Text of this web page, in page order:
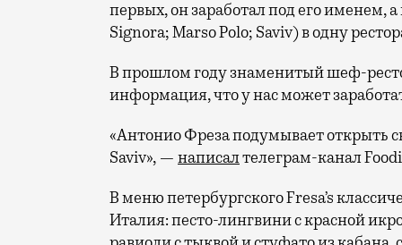
первых, он заработал под его именем,
Signora; Marso Polo; Saviv) в одну
В прошлом году знаменитый шеф-
информация, что у нас может
«Антонио Фреза подумывает открыть
Saviv», — написалтелеграм-канал
В меню петербургского Fresa’s
Италия: песто-лингвини с красной